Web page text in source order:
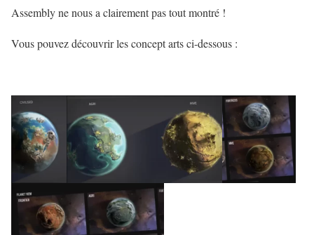
Assembly ne nous a clairement pas tout montré !
Vous pouvez découvrir les concept arts ci-dessous :